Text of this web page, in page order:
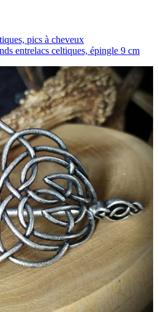
pics à cheveux
entrelacs celtiques, épingle 9 cm